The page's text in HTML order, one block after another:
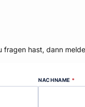
fragen hast, dann
NACHNAME *